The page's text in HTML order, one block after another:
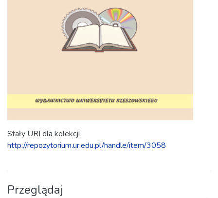
Stały URI dla kolekcji
http://repozytorium.ur.edu.pl/handle/item/3058
Przeglądaj